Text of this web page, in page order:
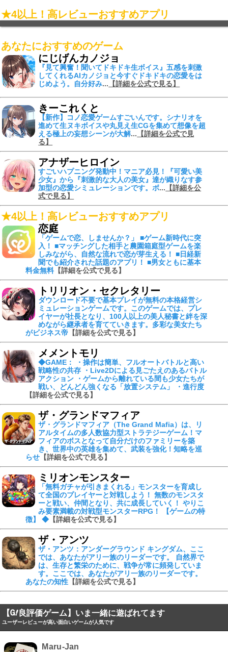
★4以上！高レビューおすすめアプリ
あなたにおすすめのゲーム
にじげんカノジョ
『見て興奮！聞いてドキドキ生ボイス』五感を刺激
してくれるAIカノジョ と今すぐドキドキの恋愛をは
じめよう。自分好み... 【詳細を公式で見る】
きーこれくと
【新作】コノ恋愛ゲームすごいんです。シナリオを
進めて生ヌキボイスや丸見え生CGを集めて想像を超
える極上の妄想シーンが大解... 【詳細を公式で見
る】
アナザーヒロイン
すごいハプニング発動中！ マニア必見！『可愛い美
少女』から『刺激的な大人の美女』達が織りなす参
加型の恋愛シミュレーションです。ボ... 【詳細を公
式で見る】
★4以上！高レビューおすすめアプリ
恋庭
「ゲームで恋、しませんか？」 ■ゲーム新時代に突
入！ ■マッチングした相手と農園箱庭型ゲームを楽
しみながら、自然な流れで恋が芽生える！ ■日経新
聞でも紹介された話題のアプリ！ ■男女ともに基本
料金無料【詳細を公式で見る】
トリリオン・セクレタリー
ダウンロード不要で基本プレイが無料の本格経営シ
ミュレーションゲームです。このゲームでは、プレ
イヤーが社長となり、100人以上の美人秘書と絆を深
めながら継承者を育てていきます。多彩な美女たち
がビジネス帝【詳細を公式で見る】
メメントモリ
◆GAME： ・操作は簡単、フルオートバトルと高い
戦略性の共存 ・Live2Dによる見ごたえのあるバトル
アクション ・ゲームから離れている間も少女たちが
戦い、どんどん強くなる「放置システム」 ・進行度
【詳細を公式で見る】
ザ・グランドマフィア
ザ・グランドマフィア（The Grand Mafia）は、リ
アルタイムの多人数協力型ストラテジーゲーム！マ
フィアのボスとなって自分だけのファミリーを築
き、世界中の英雄を集めて、武装を強化！知略を巡
らせ【詳細を公式で見る】
ミリオンモンスター
「無料ガチャが引きまくれる」モンスターを育成し
て全国のプレイヤーと対戦しよう！ 無数のモンスタ
ーと戦い、仲間となり、共に成長していく！ やりこ
み要素満載の対戦型モンスターRPG！ 【ゲームの特
徴】 ◆【詳細を公式で見る】
ザ・アンツ
ザ・アンツ：アンダーグラウンド キングダム、ここ
では、あなたがアリ一族のリーダーです。 自然界で
は、生存と繁栄のために、戦争が常に頻発していま
す。ここでは、あなたがアリ一族のリーダーです。
あなたの知性【詳細を公式で見る】
【 良評価ゲーム】いま一緒に遊ばれてます
ユーザーレビューが高い面白いゲームが人気です
Maru-Jan